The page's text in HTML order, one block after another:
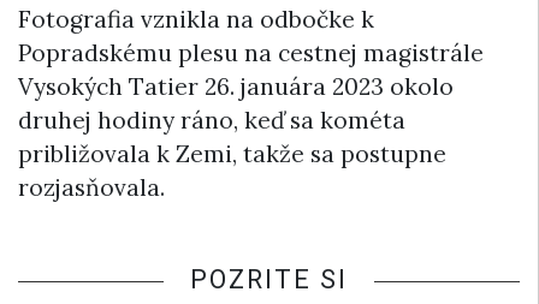
Fotografia vznikla na odbočke k
Popradskému plesu na cestnej magistrále
Vysokých Tatier 26. januára 2023 okolo
druhej hodiny ráno, keď sa kométa
približovala k Zemi, takže sa postupne
rozjasňovala.
POZRITE SI